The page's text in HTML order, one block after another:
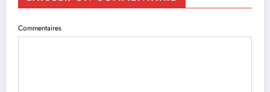
Commentaires